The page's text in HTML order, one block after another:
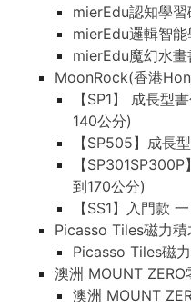
mierEdu認知學
mierEdu邏輯智
mierEdu魔幻水畫
MoonRock(香港
【SP1】 成長型
140公分)
【SP505】成長
【
到170公分)
【SS1】入門款
Picasso Tiles磁力積
Picasso Tiles磁
澳洲 MOUNT ZERO
澳洲 MOUNT